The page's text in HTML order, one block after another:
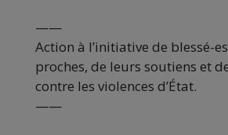
——
Action à l’initiative de blessé-
proches, de leurs soutiens et
contre les violences d’État.
——